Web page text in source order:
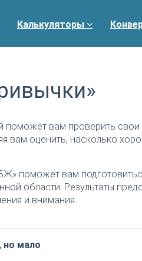
Калькуляторы
поможет вам проверить свои
вам оценить, насколько
поможет вам
области. Результаты
и внимания.
но мало